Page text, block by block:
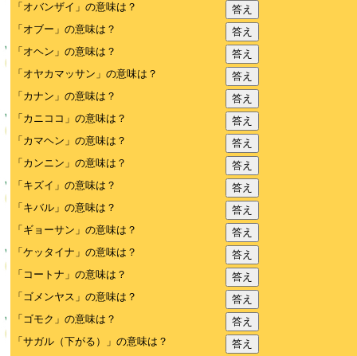
「オバンザイ」の意味は？
答え
「オブー」の意味は？
答え
「オヘン」の意味は？
答え
「オヤカマッサン」の意味は？
答え
「カナン」の意味は？
答え
「カニココ」の意味は？
答え
「カマヘン」の意味は？
答え
「カンニン」の意味は？
答え
「キズイ」の意味は？
答え
「キバル」の意味は？
答え
「ギョーサン」の意味は？
答え
「ケッタイナ」の意味は？
答え
「コートナ」の意味は？
答え
「ゴメンヤス」の意味は？
答え
「ゴモク」の意味は？
答え
「サガル（下がる）」の意味は？
答え